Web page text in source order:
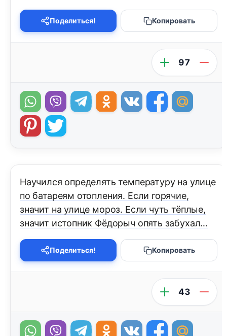
Поделиться! Копировать
97
Научился определять температуру на улице
по батареям отопления. Если горячие,
значит на улице мороз. Если чуть тёплые,
значит истопник Фёдорыч опять забухал…
Поделиться! Копировать
43